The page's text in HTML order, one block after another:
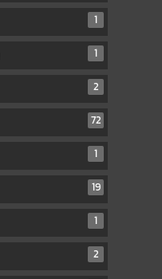
1
1
2
72
1
19
1
2